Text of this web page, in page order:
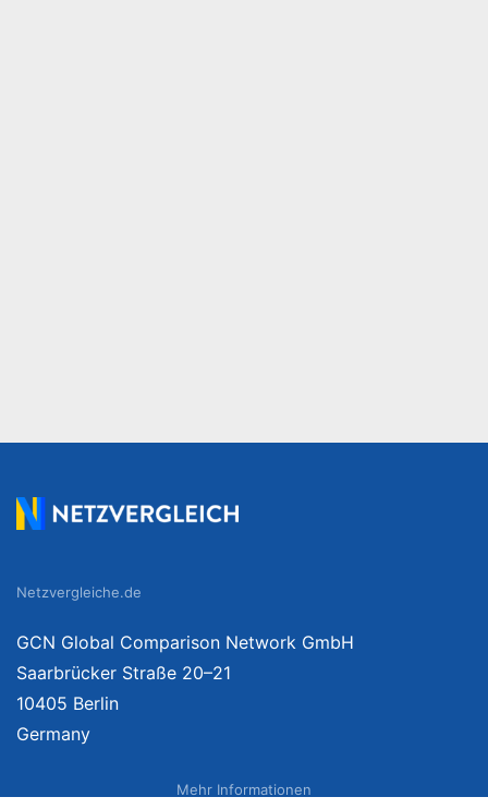
Netzvergleiche.de
GCN Global Comparison Network GmbH
Saarbrücker Straße 20–21
10405 Berlin
Germany
Mehr Informationen